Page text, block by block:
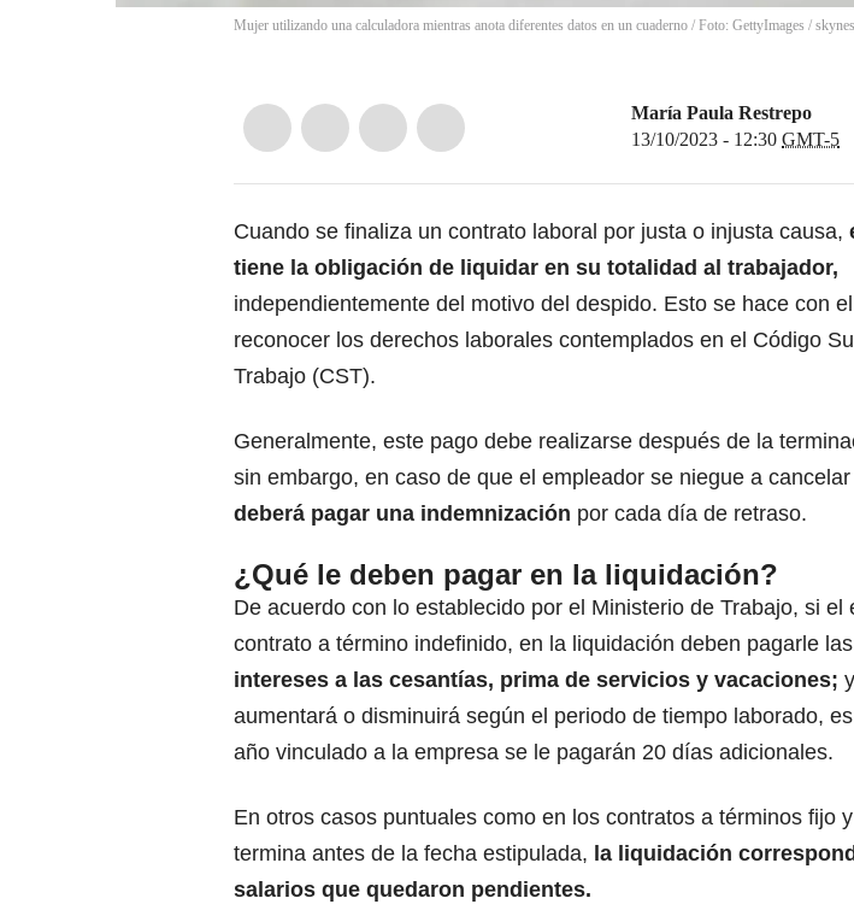
Mujer utilizando una calculadora mientras anota diferentes datos en un cuaderno / Foto: GettyImages /
María Paula Restrepo
13/10/2023 - 12:30 GMT-5
Cuando se finaliza un contrato laboral por justa o injusta causa,
tiene la obligación de liquidar en su totalidad al trabajador,
independientemente del motivo del despido. Esto se hace con
reconocer los derechos laborales contemplados en el Código
Trabajo (CST).
Generalmente, este pago debe realizarse después de la
sin embargo, en caso de que el empleador se niegue a
deberá pagar una indemnización por cada día de retraso.
¿Qué le deben pagar en la liquidación?
De acuerdo con lo establecido por el Ministerio de Trabajo, si el
contrato a término indefinido, en la liquidación deben pagarle las
intereses a las cesantías, prima de servicios y vacaciones;
aumentará o disminuirá según el periodo de tiempo laborado,
año vinculado a la empresa se le pagarán 20 días adicionales.
En otros casos puntuales como en los contratos a términos fijo
termina antes de la fecha estipulada, la liquidación
salarios que quedaron pendientes.